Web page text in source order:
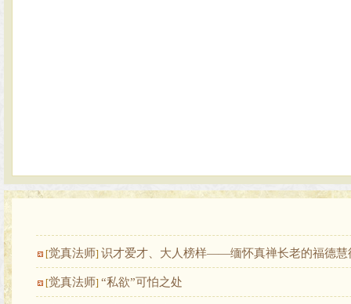
[觉真法师] 识才爱才、大人榜样——缅怀真禅长老的福德慧
[觉真法师] “私欲”可怕之处